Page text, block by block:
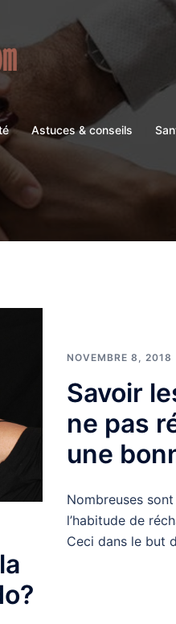
Astuces & conseils
NOVEMBRE 8, 2018
Savoir
ne pas
une
Nombreuses
l’habitude de
Ceci dans le but